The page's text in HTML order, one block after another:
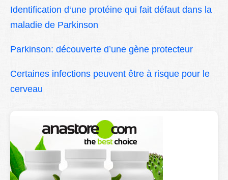
Identification d‘une protéine qui fait défaut dans la
maladie de Parkinson
Parkinson: découverte d’une gène protecteur
Certaines infections peuvent être à risque pour le
cerveau